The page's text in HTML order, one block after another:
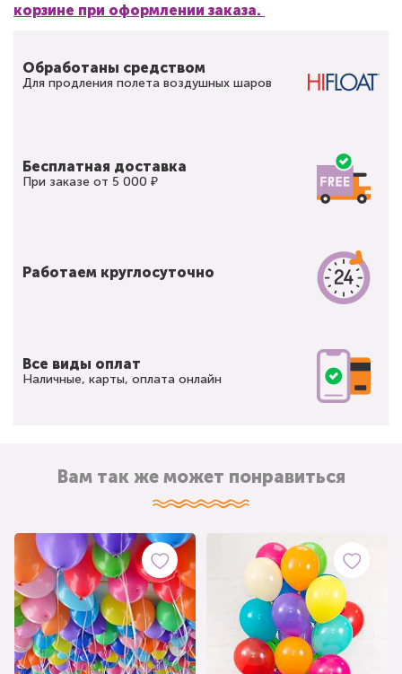
корзине при оформлении заказа.
Обработаны средством
Для продления полета воздушных шаров
Бесплатная доставка
При заказе от 5 000 ₽
Работаем круглосуточно
Все виды оплат
Наличные, карты, оплата онлайн
Вам так же может понравиться